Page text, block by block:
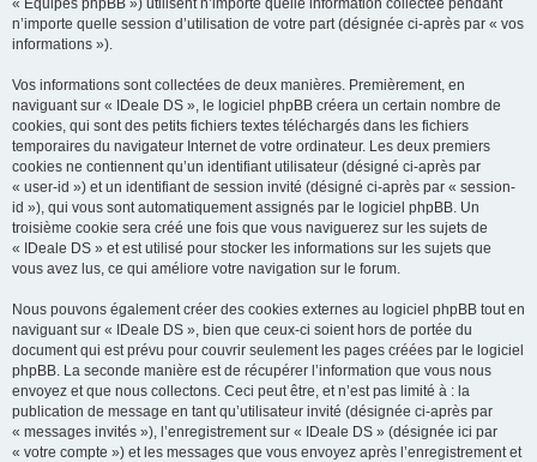
« Équipes phpBB ») utilisent n’importe quelle information collectée pendant
n’importe quelle session d’utilisation de votre part (désignée ci-après par « vos
informations »).
Vos informations sont collectées de deux manières. Premièrement, en
naviguant sur « IDeale DS », le logiciel phpBB créera un certain nombre de
cookies, qui sont des petits fichiers textes téléchargés dans les fichiers
temporaires du navigateur Internet de votre ordinateur. Les deux premiers
cookies ne contiennent qu’un identifiant utilisateur (désigné ci-après par
« user-id ») et un identifiant de session invité (désigné ci-après par « session-
id »), qui vous sont automatiquement assignés par le logiciel phpBB. Un
troisième cookie sera créé une fois que vous naviguerez sur les sujets de
« IDeale DS » et est utilisé pour stocker les informations sur les sujets que
vous avez lus, ce qui améliore votre navigation sur le forum.
Nous pouvons également créer des cookies externes au logiciel phpBB tout en
naviguant sur « IDeale DS », bien que ceux-ci soient hors de portée du
document qui est prévu pour couvrir seulement les pages créées par le logiciel
phpBB. La seconde manière est de récupérer l’information que vous nous
envoyez et que nous collectons. Ceci peut être, et n’est pas limité à : la
publication de message en tant qu’utilisateur invité (désignée ci-après par
« messages invités »), l’enregistrement sur « IDeale DS » (désignée ici par
« votre compte ») et les messages que vous envoyez après l’enregistrement et